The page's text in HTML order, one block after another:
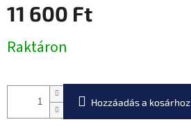
11 600 Ft
Raktáron
Hozzáadás a kosárhoz